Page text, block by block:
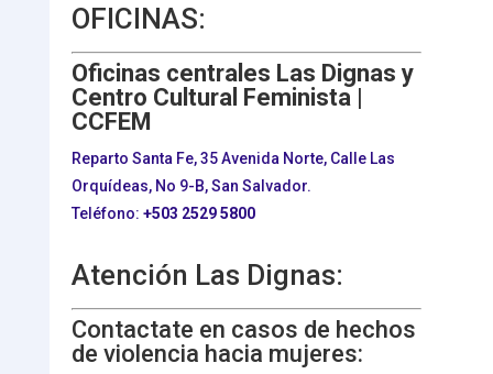
OFICINAS:
Oficinas centrales Las Dignas y
Centro Cultural Feminista |
CCFEM
Reparto Santa Fe, 35 Avenida Norte, Calle Las
Orquídeas, No 9-B, San Salvador.
Teléfono: +503 2529 5800
Atención Las Dignas:
Contactate en casos de hechos
de violencia hacia mujeres: